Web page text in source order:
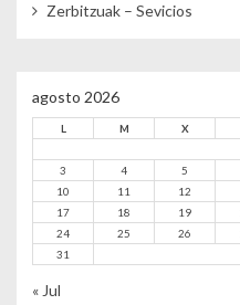
Zerbitzuak – Sevicios
agosto 2026
L M X
3
4 5
10
11 12
17
18 19
24
25 26
31
« Jul